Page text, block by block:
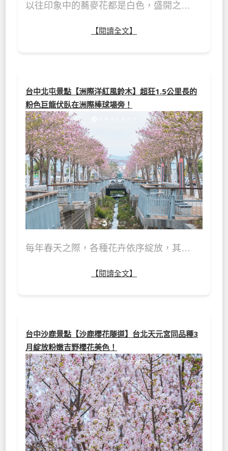
以往印象中的蕎麥花都是白色，盛開之…
【閱讀全文】
台中北屯景點【洲際洋紅風鈴木】超狂1.5公里長的
粉色巨龍伏臥在洲際棒球場旁！
每年春天之際，各種花卉依序綻放，其…
【閱讀全文】
台中沙鹿景點【沙鹿櫻花隧道】台北天元宮同品種3
月綻放粉嫩吉野櫻花美色！